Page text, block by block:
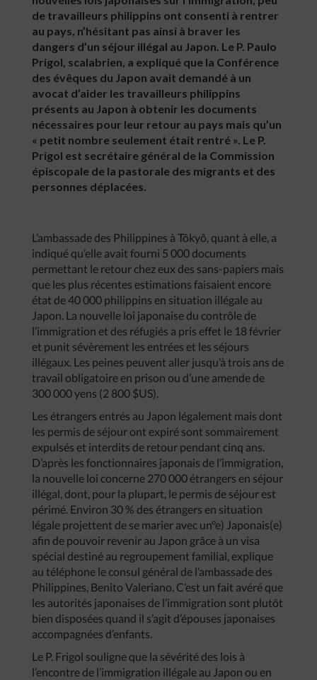
de travailleurs philippins ont consenti à rentrer
au pays, n’hésitant pas ainsi à braver les
dangers d’un séjour illégal au Japon. Le P. Paulo
Prigol, scalabrien, a expliqué que la Conférence
des évêques du Japon avait demandé à un
avocat d’aider les travailleurs philippins
présents au Japon à obtenir les documents
nécessaires pour leur retour au pays mais qu’un
« petit nombre seulement était rentré ». Le P.
Prigol est secrétaire général de la Commission
épiscopale de la pastorale des migrants et des
personnes déplacées.
L’ambassade des Philippines à Tôkyô, quant à elle, a
indiqué qu’elle avait fourni 5 000 documents
permettant le retour chez eux des sans-papiers mais
que les plus récentes estimations faisaient encore
état de 40 000 philippins en situation illégale au
Japon. La nouvelle loi japonaise du contrôle de
l’immigration et des réfugiés a pris effet le 18 février
et punit sévèrement les entrées et les séjours
illégaux. Les peines peuvent aller jusqu’à trois ans de
travail obligatoire en prison ou d’une amende de
300 000 yens (2 800 $US).
Les étrangers entrés au Japon légalement mais dont
les permis de séjour ont expiré sont sommairement
expulsés et interdits de retour pendant cinq ans.
D’après les fonctionnaires japonais de l’immigration,
la nouvelle loi concerne 270 000 étrangers en séjour
illégal, dont, pour la plupart, le permis de séjour est
périmé. Environ 30 % des étrangers en situation
légale projettent de se marier avec un°e) Japonais(e)
afin de pouvoir revenir au Japon grâce à un visa
spécial destiné au regroupement familial, explique
au téléphone le consul général de l’ambassade des
Philippines, Benito Valeriano. C’est un fait avéré que
les autorités japonaises de l’immigration sont plutôt
bien disposées quand il s’agit d’épouses japonaises
accompagnées d’enfants.
Le P. Frigol souligne que la sévérité des lois à
l’encontre de l’immigration illégale au Japon ou en